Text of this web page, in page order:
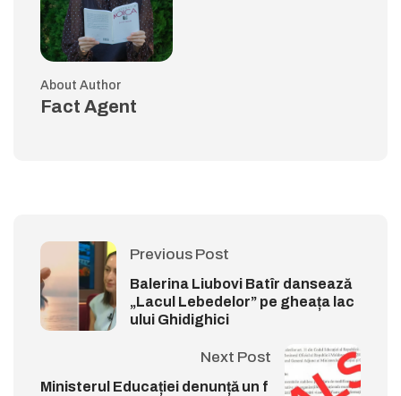
About Author
Fact Agent
Previous Post
Balerina Liubovi Batîr dansează
„Lacul Lebedelor” pe gheața lac
ului Ghidighici
Next Post
Ministerul Educației denunță un f